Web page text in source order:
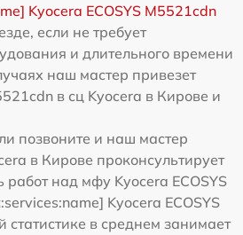
Kyocera ECOSYS M5521cdn
если не требует
и длительного времени
наш мастер привезет
в сц Kyocera в Кирове и
позвоните и наш мастер
в Кирове проконсультирует
работ над мфу Kyocera ECOSYS
Kyocera ECOSYS
в среднем занимает